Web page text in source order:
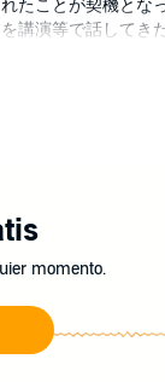
たことが契機とな
講演等で話してき
momento.